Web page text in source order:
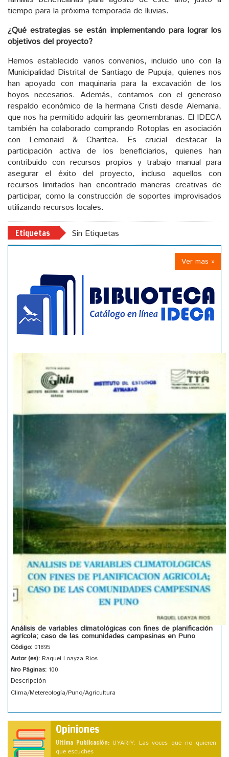
tiempo para la próxima temporada de lluvias.
¿Qué estrategias se están implementando para lograr los
objetivos del proyecto?
Hemos establecido varios convenios, incluido uno con la
Municipalidad Distrital de Santiago de Pupuja, quienes nos
han apoyado con maquinaria para la excavación de los
hoyos necesarios. Además, contamos con el generoso
respaldo económico de la hermana Cristi desde Alemania,
que nos ha permitido adquirir las geomembranas. El IDECA
también ha colaborado comprando Rotoplas en asociación
con Lemonaid & Charitea. Es crucial destacar la
participación activa de los beneficiarios, quienes han
contribuido con recursos propios y trabajo manual para
asegurar el éxito del proyecto, incluso aquellos con
recursos limitados han encontrado maneras creativas de
participar, como la construcción de soportes improvisados
utilizando recursos locales.
Etiquetas Sin Etiquetas
Ver mas »
Análisis de variables climatológicas con fines de planificación
agrícola; caso de las comunidades campesinas en Puno
Código: 01895
Autor (es): Raquel Loayza Rios
Nro Páginas: 100
Descripción
Clima/Metereología/Puno/Agricultura
Opiniones
Ultima Publicación: UYARIY: Las voces que no quieren
que escuches